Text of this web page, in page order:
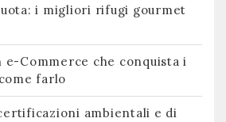
i migliori rifugi gourmet
e-Commerce che conquista i
farlo
ambientali e di